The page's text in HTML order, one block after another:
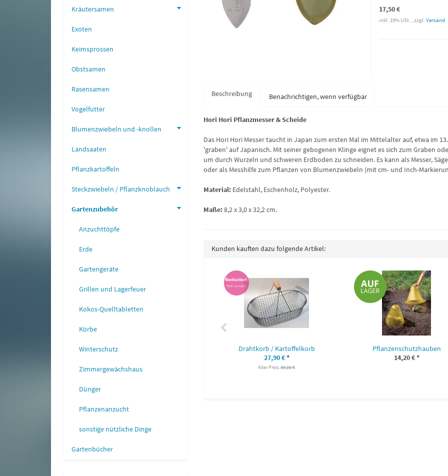
17,50 €
inkl. 19% USt. , zzgl. Versand
Beschreibung Benachrichtigen, wenn verfügbar
Hori Hori Pflanzmesser & Scheide
Das Hori Hori Messer taucht in Japan zum ersten Mal im Mittelalter auf, etwa im
'graben' auf Japanisch. Mit seiner gebogenen Klinge eignet es sich zum Graben
um durch Wurzeln und schweren Erdboden zu schneiden. Es kann als Messer,
oder als Messhilfe zum Pflanzen von Blumenzwiebeln (mit cm- und Inch-
Material: Edelstahl, Eschenholz, Polyester.
Maße:8,2 x 3,0 x 32,2 cm.
Kunden kauften dazu folgende Artikel:
750g
Drahtkorb / Kartoffelkorb
27,90 €*
Alter Preis:35,00 €
Pflanzenschutzhauben
14,20 €*
Kräutersamen
Exoten
Keimsprossen
Obstsamen
Rasensamen
Vogelfutter
Blumenzwiebeln und -knollen
Landsaaten
Pflanzkartoffeln
Steckzwiebeln / Pflanzknoblauch
Gartenzubehör
Anzuchttöpfe
Erde
Gartengeräte
Grillen und Lagerfeuer
Kokos-Quelltabletten
Körbe
Winterschutz
Zimmergewächshaus
Dünger
Pflanzenanzucht
sonstige nützliche Dinge
Gartenbücher